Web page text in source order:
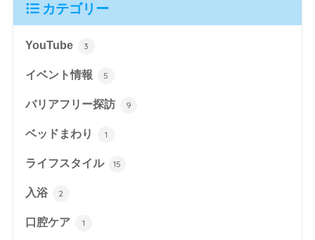
カテゴリー
YouTube 3
イベント情報 5
バリアフリー探訪 9
ベッドまわり 1
ライフスタイル 15
入浴 2
口腔ケア 1